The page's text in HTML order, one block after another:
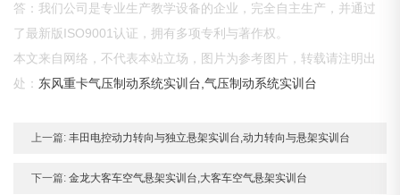
答：我们公司是专业生产教学设备的企业，完全自主生产，并通过
了最新版ISO9001认证，拥有多项专利与著作权。
本文来自网络，不代表本站立场，图片为参考图片，转载请注明出
处： 东风重卡气压制动系统实训台,气压制动系统实训台
上一篇: 丰田电控动力转向与独立悬架实训台,动力转向与悬架实训台
下一篇: 金龙大客车空气悬架实训台,大客车空气悬架实训台